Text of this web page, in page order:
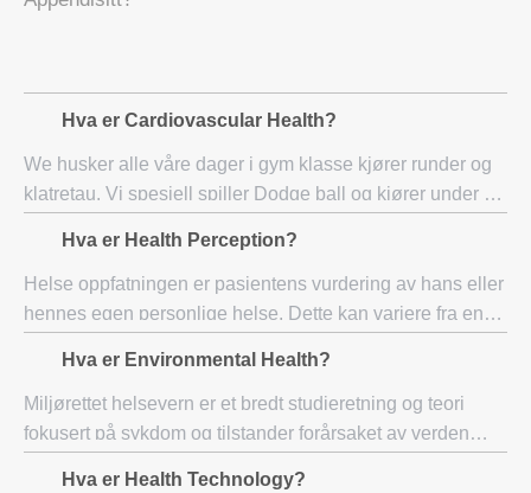
Hva er Cardiovascular Health?
We husker alle våre dager i gym klasse kjører runder og
klatretau. Vi spesiell spiller Dodge ball og kjører under en
til å spille, ble diss
Hva er Health Perception?
Helse oppfatningen er pasientens vurdering av hans eller
hennes egen personlige helse. Dette kan variere fra en
skape problemer i behandlingen av helse
Hva er Environmental Health?
Miljørettet helsevern er et bredt studieretning og teori
fokusert på sykdom og tilstander forårsaket av verden
Hva er Health Technology?